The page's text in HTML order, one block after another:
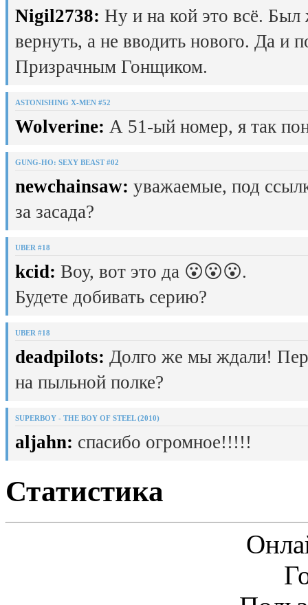
Nigil2738: Ну и на кой это всё.
вернуть, а не вводить нового. Да и
Призрачным Гонщиком.
ASTONISHING X-MEN #52
Wolverine: А 51-ый номер, я так
GUNG-HO: SEXY BEAST #02
newchainsaw: уважаемые, под
за засада?
UBER #18
kcid: Воу, вот это да 😮😮😮.
Будете добивать серию?
UBER #18
deadpilots: Долго же мы ждали!
на пыльной полке?
SUPERBOY - THE BOY OF STEEL (2010)
aljahn: спасибо огромное!!!!!
Статистика